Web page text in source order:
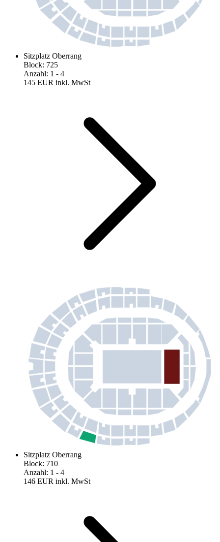
Sitzplatz Oberrang
Block: 725
Anzahl: 1 - 4
145 EUR inkl. MwSt
Sitzplatz Oberrang
Block: 710
Anzahl: 1 - 4
146 EUR inkl. MwSt